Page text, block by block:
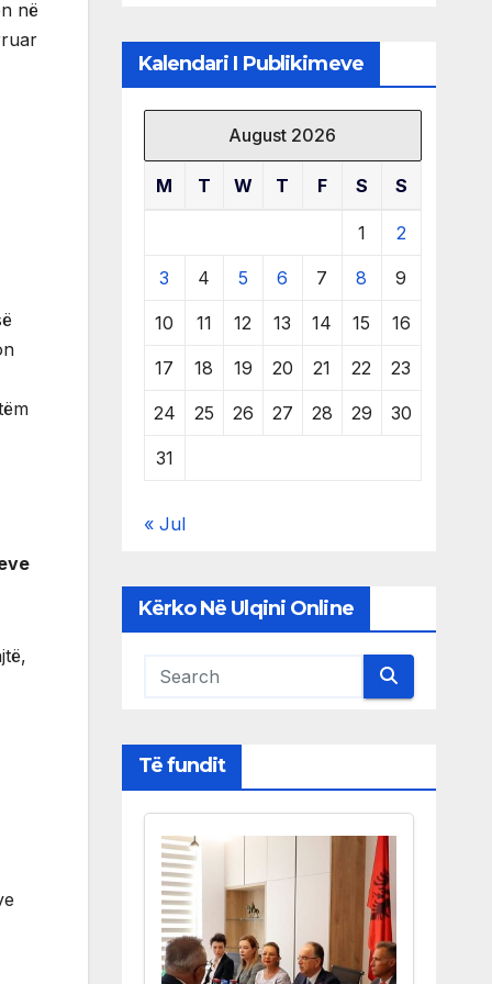
në
Kalendari I Publikimeve
August 2026
M T W T F S S
1 2
3 4 5 6 7 8 9
10 11 12 13 14 15 16
17 18 19 20 21 22 23
24 25 26 27 28 29 30
31
« Jul
Kërko Në Ulqini Online
Të fundit